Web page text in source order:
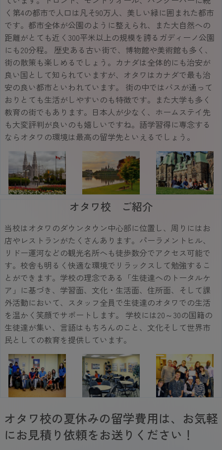
く第4の都市で人口は凡そ90万人、美しい緑に囲まれた都市
です。都市全体が公園のように整えられ、また大自然への
距離がとても近く300平米以上の規模を誇るガディーノ公園
にも20分程。 歴史ある古い街で、博物館や美術館も多く、
街の散策も楽しめるでしょう。カナダは全体的にも治安が
良い国として知られていますが、オタワはカナダで最も治
安の良い都市といわれています。 街の中ではバスが通って
おりとても生活がしやすいのも特徴です。また大学も多く
教育の街でもあります。日本人が少なく、ホームステイ先
も大変評判が良いのも嬉しいですね。語学習得に専念する
ならオタワの環境は最高の留学先といえるでしょう。
オタワ校 ご紹介
当校はオタワのダウンタウン中心部に位置し、周りにはお
店やレストランがたくさんあります。パーラメントヒル、
リドー運河などの観光名所へも徒歩数分でアクセス可能で
す。校舎も明るく快適な環境でリラックスして勉強するこ
とができます。学校の理念である「生徒達へのトータルケ
ア」に基づき、学習面、文化・生活面、住所面、そして課
外活動において、スタッフ全員で生徒達のオタワでの生活
を温かく笑顔でサポートします。 学校には20～30の国籍の
生徒達が集い、言語はもちろんのこと、文化そして世界市
民としての教育を提供しています。
オタワ校の夏休みの留学費用は、お気軽
にお見積り依頼をお送りください！